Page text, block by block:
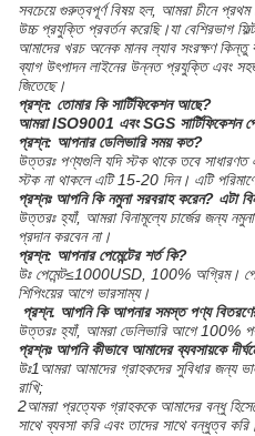
সবচেয়ে গুরুত্বপূর্ণ বিষয় হল, আমরা চীনে প্রথম
উচ্চ প্রযুক্তি প্রবর্তন করেছি।যা বেশিরভাগ
আমাদের খরচ অনেক মানব ল্যাব সংরক্ষণ কিন্তু
ব্যাগ উৎপাদন লাইনের উন্নত প্রযুক্তি এবং
জিতেছে।
প্রশ্ন: তোমার কি সার্টিফিকেশন আছে?
আমরা ISO9001 এবং SGS সার্টিফিকেশন
প্রশ্ন: আপনার ডেলিভারি সময় কত?
উত্তরঃ পণ্যগুলি যদি স্টক থাকে তবে
স্টক না থাকলে এটি 15-20 দিন। এটি
প্রশ্নঃ আপনি কি নমুনা সরবরাহ করেন? এটা
উত্তরঃ হ্যাঁ, আমরা বিনামূল্যে চার্জের জন্য
প্রদান করবেন না।
প্রশ্ন: আপনার পেমেন্টের শর্ত কি?
উঃ পেমেন্ট≤1000USD, 100% অগ্রিম।
শিপিংয়ের আগে ভারসাম্য।
প্রশ্ন. আপনি কি আপনার সমস্ত পণ্য
উত্তরঃ হ্যাঁ, আমরা ডেলিভারি আগে 100%
প্রশ্নঃ আপনি কীভাবে আমাদের ব্যবসায়কে
উঃ1আমরা আমাদের গ্রাহকদের সুবিধার জন্য
রাখি;
2আমরা প্রত্যেক গ্রাহককে আমাদের বন্ধু
সাথে ব্যবসা করি এবং তাদের সাথে বন্ধুত্ব